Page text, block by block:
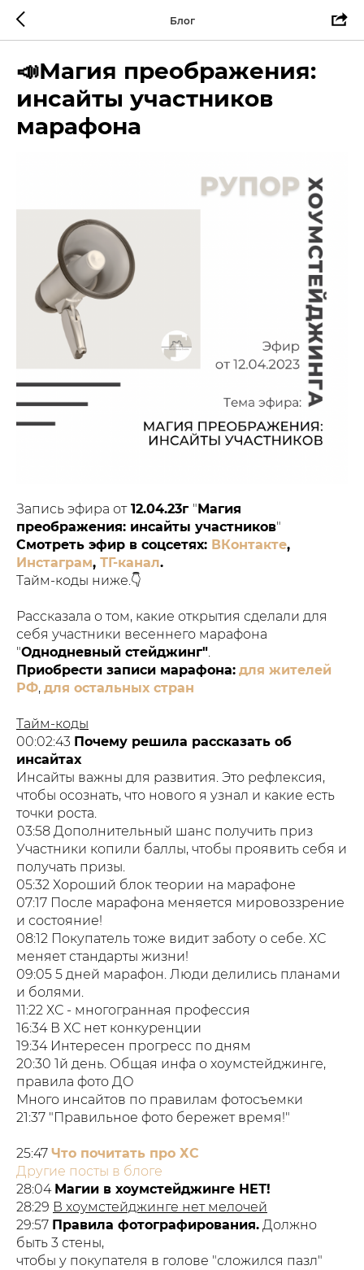
Блог
📣Магия преображения:
инсайты участников
марафона
Запись эфира от12.04.23г "Магия
преображения: инсайты участников"
Смотреть эфир в соцсетях: ВКонтакте,
Инстаграм, ТГ-канал.
Тайм-коды ниже.👇
Рассказала о том, какие открытия сделали для
себя участники весеннего марафона
"Однодневный стейджинг".
Приобрести записи марафона: для жителей
РФ, для остальных стран
Тайм-коды
00:02:43 Почему решила рассказать об
инсайтах
Инсайты важны для развития. Это рефлексия,
чтобы осознать, что нового я узнал и какие есть
точки роста.
03:58 Дополнительный шанс получить приз
Участники копили баллы, чтобы проявить себя и
получать призы.
05:32 Хороший блок теории на марафоне
07:17 После марафона меняется мировоззрение
и состояние!
08:12 Покупатель тоже видит заботу о себе. ХС
меняет стандарты жизни!
09:05 5 дней марафон. Люди делились планами
и болями.
11:22 ХС - многогранная профессия
16:34 В ХС нет конкуренции
19:34 Интересен прогресс по дням
20:30 1й день. Общая инфа о хоумстейджинге,
правила фото ДО
Много инсайтов по правилам фотосъемки
21:37 "Правильное фото бережет время!"
25:47 Что почитать про ХС
Другие посты в блоге
28:04 Магии в хоумстейджинге НЕТ!
28:29 В хоумстейджинге нет мелочей
29:57 Правила фотографирования. Должно
быть 3 стены,
чтобы у покупателя в голове "сложился пазл"